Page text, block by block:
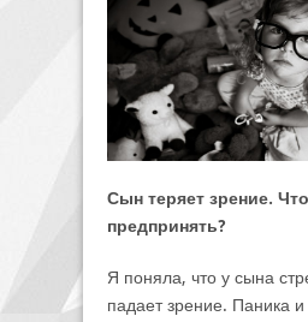
Сын теряет зрение. Что
предпринять?
Я поняла, что у сына
падает зрение. Паника